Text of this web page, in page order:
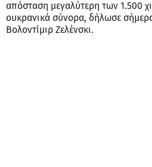
απόσταση μεγαλύτερη των 1.500
ουκρανικά σύνορα, δήλωσε
Βολοντίμιρ Ζελένσκι.